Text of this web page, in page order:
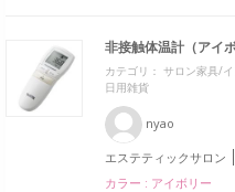
非接触体温計（アイボ
カテゴリ： サロン家具/
日用雑貨
nyao
エステティックサロン
カラー : アイボリー